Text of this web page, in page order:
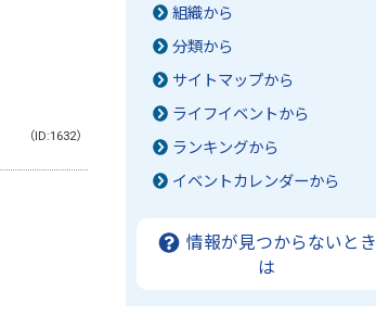
（ID:1632）
組織から
分類から
サイトマップから
ライフイベントから
ランキングから
イベントカレンダーから
情報が見つからないとき
は